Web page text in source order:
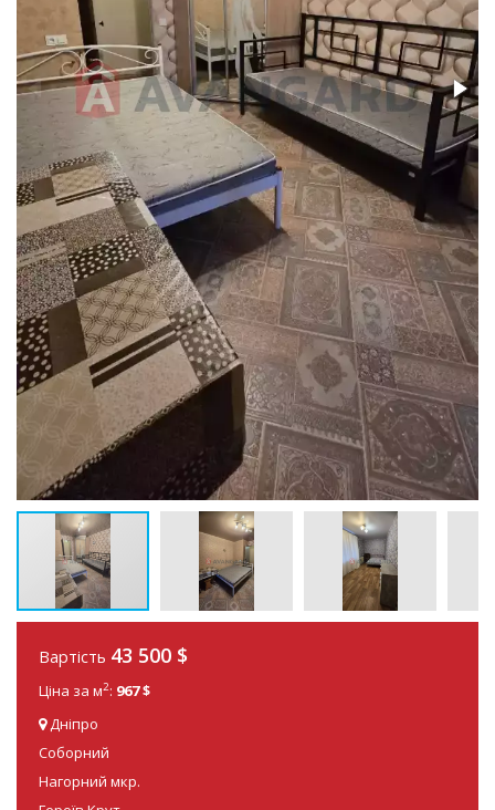
Вартість 43 500 $
Ціна за м2: 967 $
Дніпро
Соборний
Нагорний мкр.